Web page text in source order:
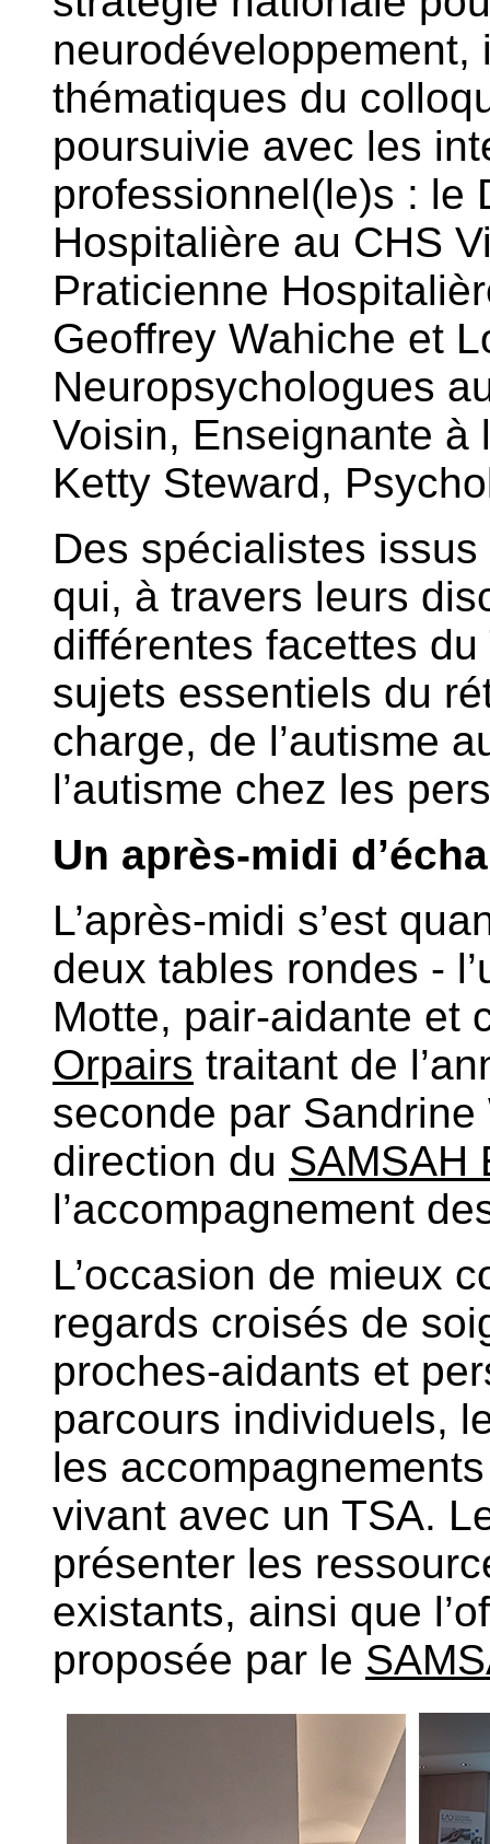
thématiques du
poursuivie avec les
professionnel(le)s : le
Hospitalière au CHS
Praticienne
Geoffrey Wahiche et
Neuropsychologues
Voisin, Enseignante à
Ketty Steward,
Des spécialistes
qui, à travers leurs
différentes facettes
sujets essentiels du
charge, de l’autisme
l’autisme chez les
Un après-midi
L’après-midi s’est
deux tables rondes -
Motte, pair-aidante et
Orpairs traitant de
seconde par
direction du SAMSAH
l’accompagnement
L’occasion de mieux
regards croisés de
proches-aidants et
parcours individuels,
les
vivant avec un TSA.
présenter les
existants, ainsi que
proposée par le